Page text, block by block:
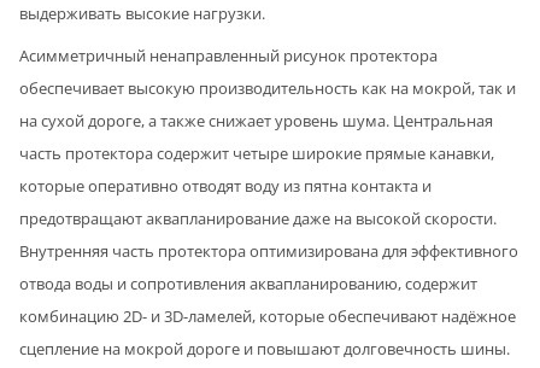
выдерживать высокие нагрузки.
Асимметричный ненаправленный рисунок протектора
обеспечивает высокую производительность как на мокрой, так и
на сухой дороге, а также снижает уровень шума. Центральная
часть протектора содержит четыре широкие прямые канавки,
которые оперативно отводят воду из пятна контакта и
предотвращают аквапланирование даже на высокой скорости.
Внутренняя часть протектора оптимизирована для эффективного
отвода воды и сопротивления аквапланированию, содержит
комбинацию 2D- и 3D-ламелей, которые обеспечивают надёжное
сцепление на мокрой дороге и повышают долговечность шины.